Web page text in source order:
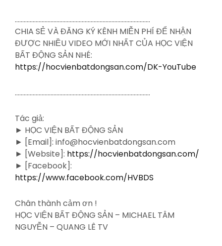
……………………………………………………………………………….
CHIA SẺ VÀ ĐĂNG KÝ KÊNH MIỄN PHÍ ĐỂ NHẬN
ĐƯỢC NHIỀU VIDEO MỚI NHẤT CỦA HỌC VIỆN
BẤT ĐỘNG SẢN NHÉ:
https://hocvienbatdongsan.com/DK-YouTube
……………………………………………………………………………….
Tác giả:
► HỌC VIỆN BẤT ĐỘNG SẢN
► [Email]: info@hocvienbatdongsan.com
► [Website]: https://hocvienbatdongsan.com/
► [Facebook]:
https://www.facebook.com/HVBDS
Chân thành cảm ơn !
HỌC VIỆN BẤT ĐỘNG SẢN – MICHAEL TÂM
NGUYỄN – QUANG LÊ TV